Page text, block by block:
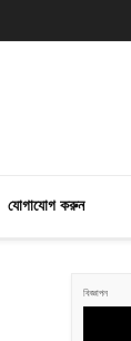
যোগাযোগ করুন
বিজ্ঞাপন